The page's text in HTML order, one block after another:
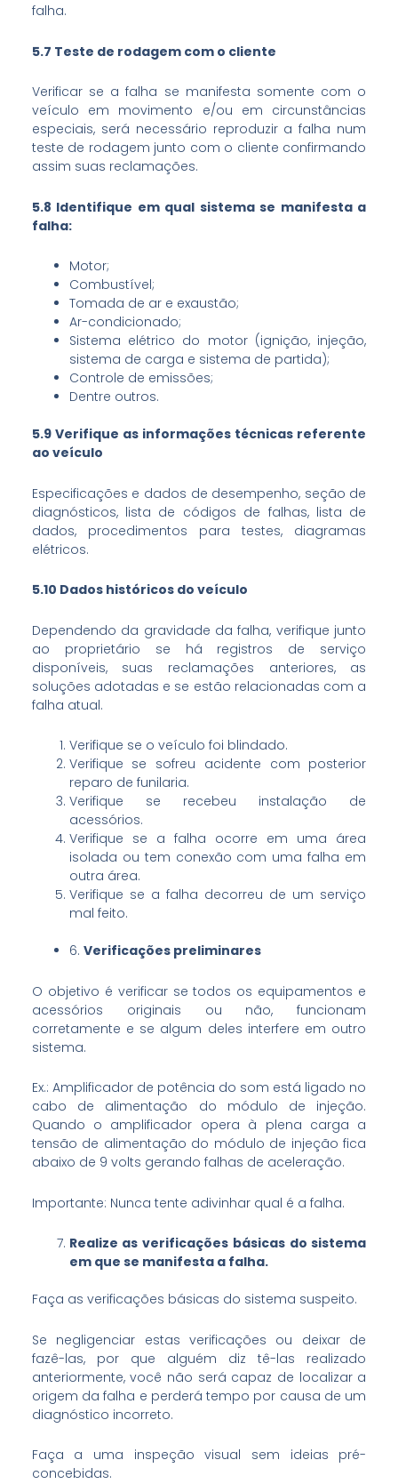
falha.
5.7 Teste de rodagem com o cliente
Verificar se a falha se manifesta somente com o
veículo em movimento e/ou em circunstâncias
especiais, será necessário reproduzir a falha num
teste de rodagem junto com o cliente confirmando
assim suas reclamações.
5.8 Identifique em qual sistema se manifesta a
falha:
Motor;
Combustível;
Tomada de ar e exaustão;
Ar-condicionado;
Sistema elétrico do motor (ignição, injeção,
sistema de carga e sistema de partida);
Controle de emissões;
Dentre outros.
5.9 Verifique as informações técnicas referente
ao veículo
Especificações e dados de desempenho, seção de
diagnósticos, lista de códigos de falhas, lista de
dados, procedimentos para testes, diagramas
elétricos.
5.10 Dados históricos do veículo
Dependendo da gravidade da falha, verifique junto
ao proprietário se há registros de serviço
disponíveis, suas reclamações anteriores, as
soluções adotadas e se estão relacionadas com a
falha atual.
Verifique se o veículo foi blindado.
Verifique se sofreu acidente com posterior
reparo de funilaria.
Verifique se recebeu instalação de
acessórios.
Verifique se a falha ocorre em uma área
isolada ou tem conexão com uma falha em
outra área.
Verifique se a falha decorreu de um serviço
mal feito.
6. Verificações preliminares
O objetivo é verificar se todos os equipamentos e
acessórios originais ou não, funcionam
corretamente e se algum deles interfere em outro
sistema.
Ex.: Amplificador de potência do som está ligado no
cabo de alimentação do módulo de injeção.
Quando o amplificador opera à plena carga a
tensão de alimentação do módulo de injeção fica
abaixo de 9 volts gerando falhas de aceleração.
Importante: Nunca tente adivinhar qual é a falha.
Realize as verificações básicas do sistema
em que se manifesta a falha.
Faça as verificações básicas do sistema suspeito.
Se negligenciar estas verificações ou deixar de
fazê-las, por que alguém diz tê-las realizado
anteriormente, você não será capaz de localizar a
origem da falha e perderá tempo por causa de um
diagnóstico incorreto.
Faça a uma inspeção visual sem ideias pré-
concebidas.